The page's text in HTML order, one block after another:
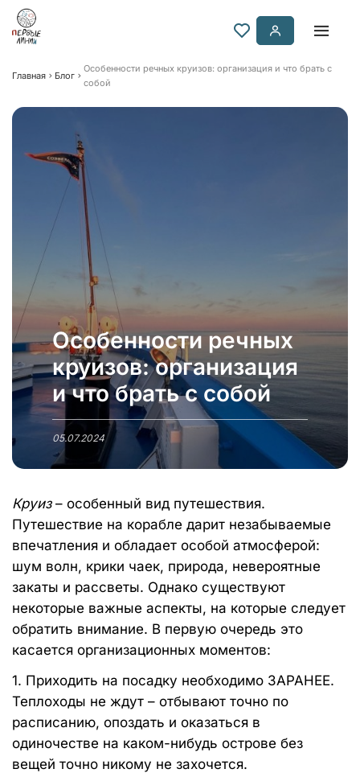
Главная Блог
Особенности речных круизов: организация и что брать с
собой
Особенности речных
круизов: организация
и что брать с собой
05.07.2024
Круиз– особенный вид путешествия.
Путешествие на корабле дарит незабываемые
впечатления и обладает особой атмосферой:
шум волн, крики чаек, природа, невероятные
закаты и рассветы. Однако существуют
некоторые важные аспекты, на которые следует
обратить внимание. В первую очередь это
касается организационных моментов:
1. Приходить на посадку необходимо ЗАРАНЕЕ.
Теплоходы не ждут – отбывают точно по
расписанию, опоздать и оказаться в
одиночестве на каком-нибудь острове без
вещей точно никому не захочется.